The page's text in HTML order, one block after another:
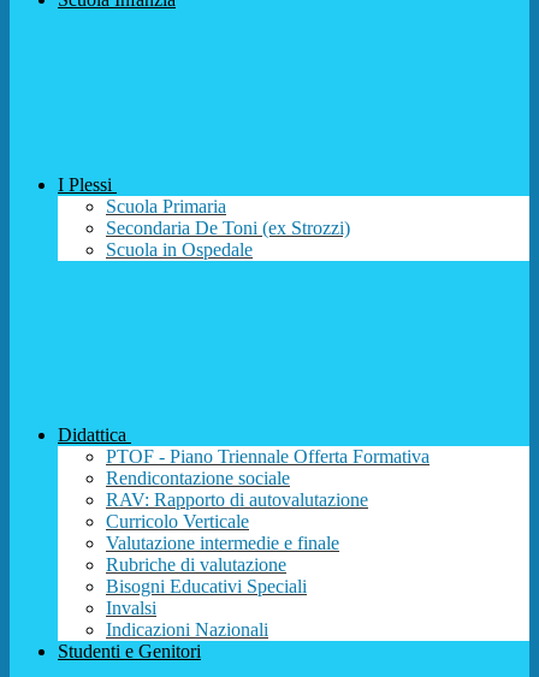
I Plessi
Scuola Primaria
Secondaria De Toni (ex Strozzi)
Scuola in Ospedale
Didattica
PTOF - Piano Triennale Offerta Formativa
Rendicontazione sociale
RAV: Rapporto di autovalutazione
Curricolo Verticale
Valutazione intermedie e finale
Rubriche di valutazione
Bisogni Educativi Speciali
Invalsi
Indicazioni Nazionali
Studenti e Genitori